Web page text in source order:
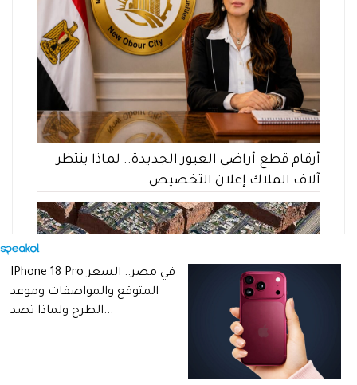
أرقام قطع أراضي العبور الجديدة.. لماذا ينتظر
آلاف الملاك إعلان التخصيص...
IPhone 18 Pro في مصر.. السعر
المتوقع والمواصفات وموعد
الطرح ولماذا تصد...